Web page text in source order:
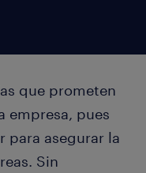
que prometen
empresa, pues
para asegurar la
Sin